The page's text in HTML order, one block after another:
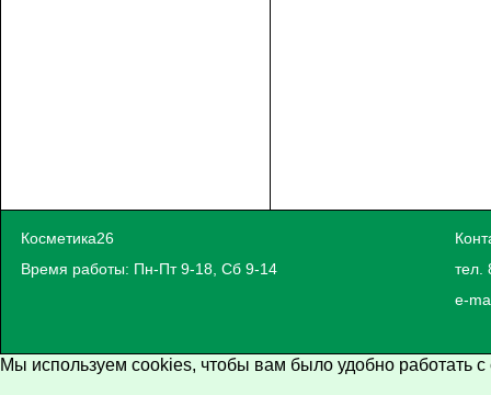
Косметика26
Время работы: Пн-Пт 9-18, Сб 9-14
тел.
e-
Мы используем cookies, чтобы вам было удобно работать с